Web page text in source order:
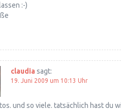
:-)
claudia sagt:
19. Juni 2009 um 10:13 Uhr
und so viele. tatsächlich hast du